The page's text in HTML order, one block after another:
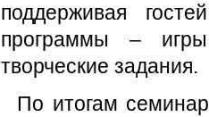
поддерживая
программы –
творческие задания.
По итогам